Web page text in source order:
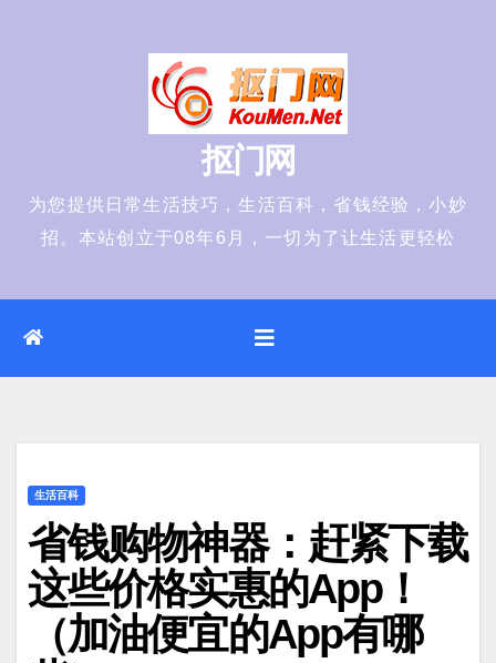
抠门网
为您提供日常生活技巧，生活百科，省钱经验，小妙
招。本站创立于08年6月，一切为了让生活更轻松
生活百科
省钱购物神器：赶紧下载
这些价格实惠的App！
（加油便宜的App有哪